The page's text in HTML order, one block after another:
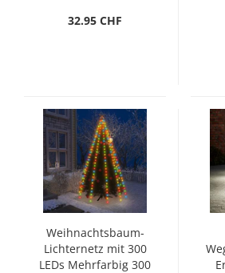
32.95 CHF
Weihnachtsbaum-
Lichternetz mit 300
LEDs Mehrfarbig 300